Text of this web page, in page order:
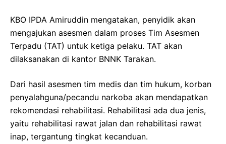
KBO IPDA Amiruddin mengatakan, penyidik akan
mengajukan asesmen dalam proses Tim Asesmen
Terpadu (TAT) untuk ketiga pelaku. TAT akan
dilaksanakan di kantor BNNK Tarakan.
Dari hasil asesmen tim medis dan tim hukum, korban
penyalahguna/pecandu narkoba akan mendapatkan
rekomendasi rehabilitasi. Rehabilitasi ada dua jenis,
yaitu rehabilitasi rawat jalan dan rehabilitasi rawat
inap, tergantung tingkat kecanduan.